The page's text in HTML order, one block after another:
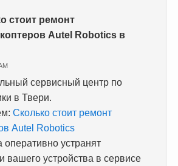
стоит ремонт
Autel Robotics в
сервисный центр по
в Твери.
Сколько стоит ремонт
Autel Robotics
устранят
вашего устройства в сервисе